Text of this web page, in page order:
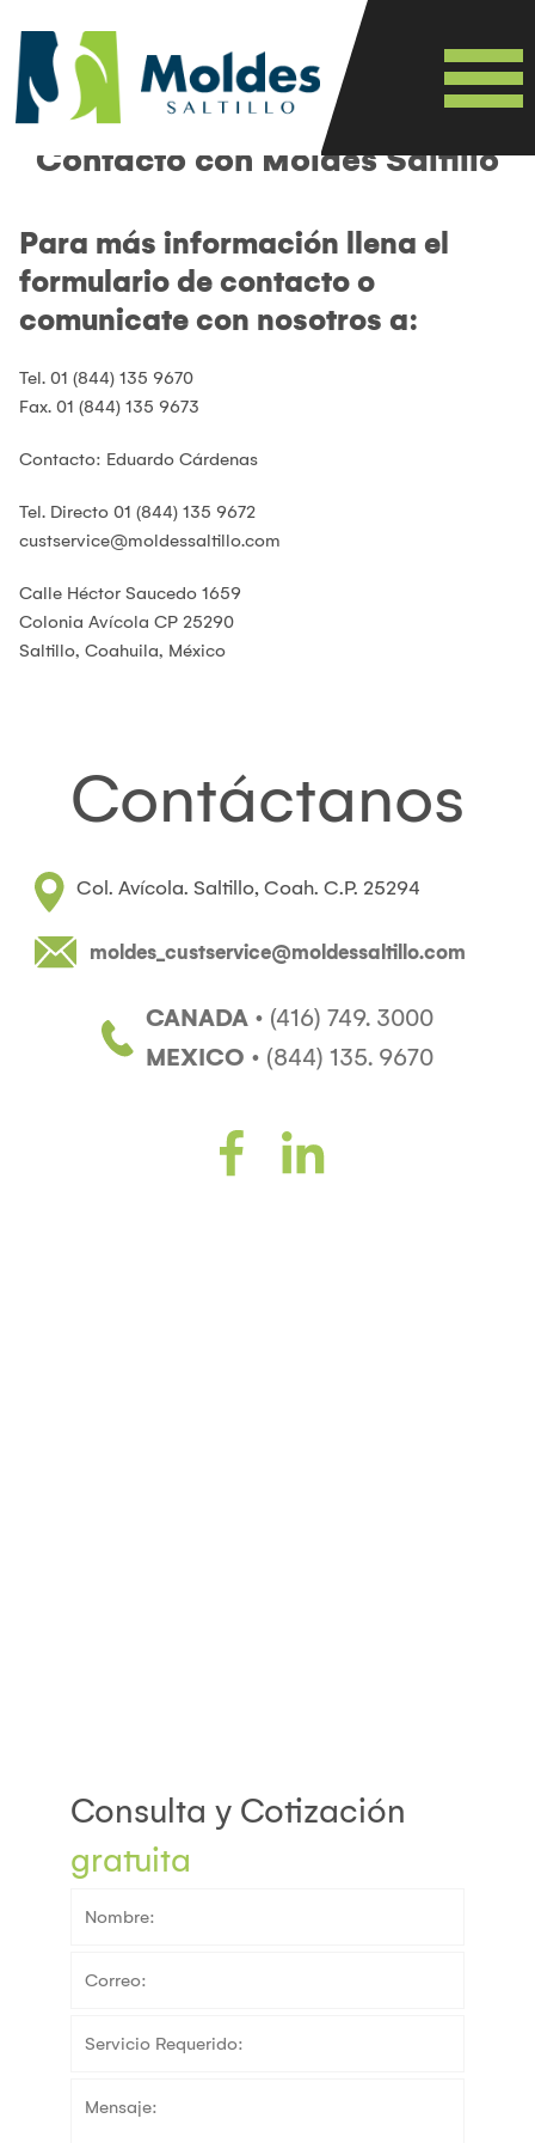
Nosotros
Contacto con Moldes Saltillo
Para más información llena el
formulario de contacto o
comunicate con nosotros a:
Tel. 01 (844) 135 9670
Fax. 01 (844) 135 9673
Contacto: Eduardo Cárdenas
Tel. Directo 01 (844) 135 9672
custservice@moldessaltillo.com
Calle Héctor Saucedo 1659
Colonia Avícola CP 25290
Saltillo, Coahuila, México
Contáctanos
Col. Avícola. Saltillo, Coah. C.P. 25294
moldes_custservice@moldessaltillo.com
CANADA · (416) 749. 3000
MEXICO · (844) 135. 9670
Consulta y Cotización
gratuita